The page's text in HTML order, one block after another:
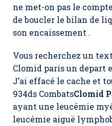
ne met-on pas le
de boucler le bilan de
son encaissement .
Vous recherchez un
Clomid paris un depart
J’ai effacé le cache et
934ds CombatsClomid
ayant une leucémie
leucémie aiguë